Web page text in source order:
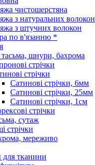
чистошерстяна
з натуральних волокон
з штучних волокон
по в'язанню *
тасьма, шнури, бахрома
стрічки
стрічки
Сатинові стрічки, 6мм
Сатинові стрічки, 25мм
Сатинові стрічки, 1см
стрічки
сутаж
стрічки
мереживо
тканини